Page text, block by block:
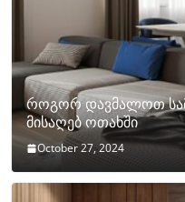
როგორ დავმალოთ
მისაღებ ოთახში
October 27, 2024